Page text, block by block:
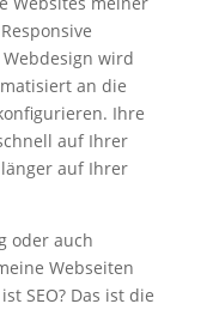
wird
an die
Ihre
auf Ihrer
auf Ihrer
oder auch
Webseiten
SEO? Das ist die